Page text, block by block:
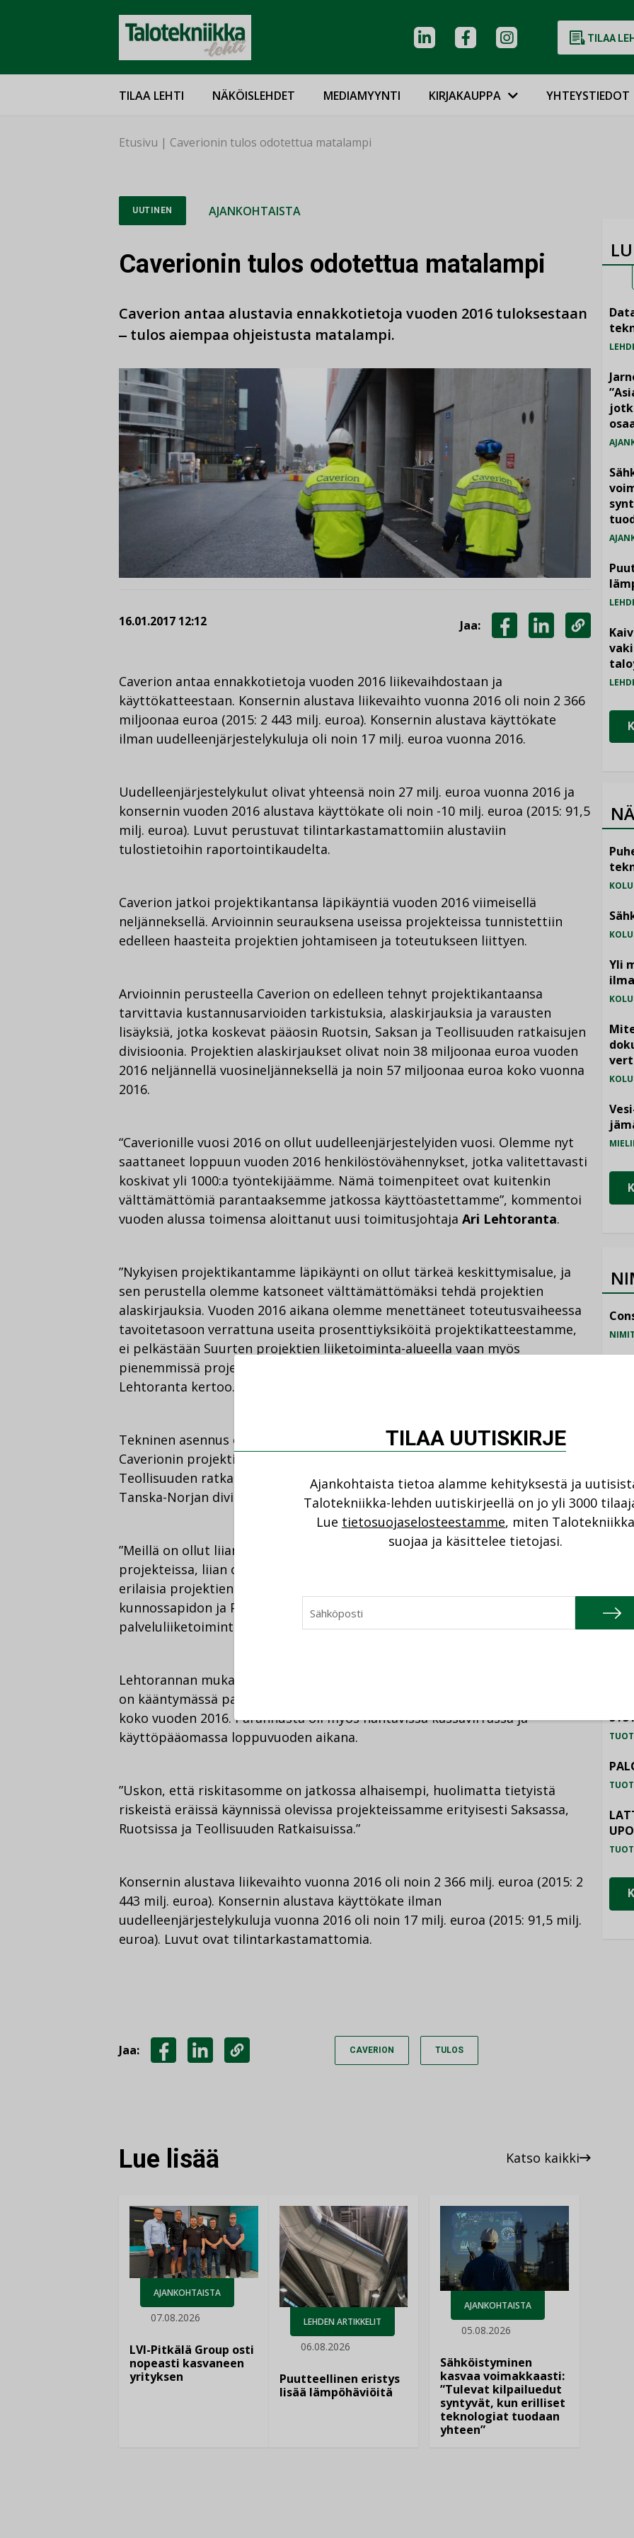
TILAA
TILAA LEHTI NÄKÖISLEHDET MEDIAMYYNTI KIRJAKAUPPA YHTEYSTIEDOT
Etusivu | Caverionin tulos odotettua matalampi
UUTINEN AJANKOHTAISTA
Caverionin tulos odotettua matalampi
Caverion antaa alustavia ennakkotietoja vuoden 2016 tuloksestaan
‒ tulos aiempaa ohjeistusta matalampi.
16.01.2017 12:12 Jaa:
LINKEDINISSÄ
KOPIOI
LINKKI
Caverion antaa ennakkotietoja vuoden 2016 liikevaihdostaan ja
käyttökatteestaan. Konsernin alustava liikevaihto vuonna 2016 oli noin 2 366
miljoonaa euroa (2015: 2 443 milj. euroa). Konsernin alustava käyttökate
ilman uudelleenjärjestelykuluja oli noin 17 milj. euroa vuonna 2016.
Uudelleenjärjestelykulut olivat yhteensä noin 27 milj. euroa vuonna 2016 ja
konsernin vuoden 2016 alustava käyttökate oli noin -10 milj. euroa (2015: 91,5
milj. euroa). Luvut perustuvat tilintarkastamattomiin alustaviin
tulostietoihin raportointikaudelta.
Caverion jatkoi projektikantansa läpikäyntiä vuoden 2016 viimeisellä
neljänneksellä. Arvioinnin seurauksena useissa projekteissa tunnistettiin
edelleen haasteita projektien johtamiseen ja toteutukseen liittyen.
Arvioinnin perusteella Caverion on edelleen tehnyt projektikantaansa
tarvittavia kustannusarvioiden tarkistuksia, alaskirjauksia ja varausten
lisäyksiä, jotka koskevat pääosin Ruotsin, Saksan ja Teollisuuden ratkaisujen
divisioonia. Projektien alaskirjaukset olivat noin 38 miljoonaa euroa vuoden
2016 neljännellä vuosineljänneksellä ja noin 57 miljoonaa euroa koko vuonna
2016.
“Caverionille vuosi 2016 on ollut uudelleenjärjestelyiden vuosi. Olemme nyt
saattaneet loppuun vuoden 2016 henkilöstövähennykset, jotka valitettavasti
koskivat yli 1000:a työntekijäämme. Nämä toimenpiteet ovat kuitenkin
välttämättömiä parantaaksemme jatkossa käyttöastettamme”, kommentoi
vuoden alussa toimensa aloittanut uusi toimitusjohtaja Ari Lehtoranta.
”Nykyisen projektikantamme läpikäynti on ollut tärkeä keskittymisalue, ja
sen perustella olemme katsoneet välttämättömäksi tehdä projektien
alaskirjauksia. Vuoden 2016 aikana olemme menettäneet toteutusvaiheessa
tavoitetasoon verrattuna useita prosenttiyksiköitä projektikatteestamme,
ei pelkästään Suurten projektien liiketoiminta-alueella vaan myös
pienemmissä projekteissa Teknisen asennuksen liiketoiminta-alueella”,
Lehtoranta kertoo.
Tekninen asennus on Caverionille erityisen tärkeä alue volyyminsa vuoksi.
Caverionin projektikannattavuus on ollut heikko Ruotsissa, Saksassa ja
Teollisuuden ratkaisuissa. Aikaisemmin tänä vuonna ongelmia oli myös
Tanska-Norjan divisioonassa.
”Meillä on ollut liian optimiset liikevaihtoennusteet lisämyynnille
projekteissa, liian optimistiset ennusteet kustannuksille ja saataville sekä
erilaisia projektien toteutukseen liittyviä haasteita. Teknisen huollon ja
kunnossapidon ja Palveluiden johtamisen liiketoiminta-alueet, jotka ovat
palveluliiketoimintaa, ovat jatkaneet hyvää tuloksentekoa.”
Lehtorannan mukaan on selvästi nähtävissä, että Tanska-Norjan divisioona
on kääntymässä parempaan päin. Suomi ja Itävalta ovat menestyneet hyvin
koko vuoden 2016. Parannusta oli myös nähtävissä kassavirrassa ja
käyttöpääomassa loppuvuoden aikana.
”Uskon, että riskitasomme on jatkossa alhaisempi, huolimatta tietyistä
riskeistä eräissä käynnissä olevissa projekteissamme erityisesti Saksassa,
Ruotsissa ja Teollisuuden Ratkaisuissa.”
Konsernin alustava liikevaihto vuonna 2016 oli noin 2 366 milj. euroa (2015: 2
443 milj. euroa). Konsernin alustava käyttökate ilman
uudelleenjärjestelykuluja vuonna 2016 oli noin 17 milj. euroa (2015: 91,5 milj.
euroa). Luvut ovat tilintarkastamattomia.
Jaa: CAVERION TULOS
Lue lisää Katso kaikki
AJANKOHTAISTA
07.08.2026
LVI-Pitkälä Group osti
nopeasti kasvaneen
yrityksen
LEHDEN ARTIKKELIT
06.08.2026
Puutteellinen eristys
lisää lämpöhäviöitä
AJANKOHTAISTA
05.08.2026
Sähköistyminen
kasvaa voimakkaasti:
”Tulevat kilpailuedut
syntyvät, kun erilliset
teknologiat tuodaan
yhteen”
Yli
TILAA UUTISKIRJE
Ajankohtaista tietoa alamme kehityksestä ja
Talotekniikka-lehden uutiskirjeellä on jo yli 3000
Lue tietosuojaselosteestamme, miten Talotekniikka
suojaa ja käsittelee tietojasi.